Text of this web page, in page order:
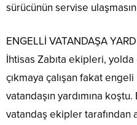
sürücünün servise
ENGELLİ VATANDAŞA
İhtisas Zabıta ekipleri,
çıkmaya çalışan fakat
vatandaşın yardımına
vatandaş ekipler